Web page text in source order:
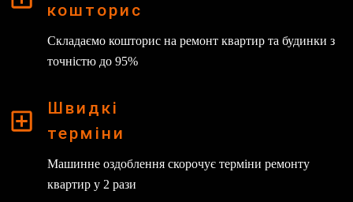
кошторис
Складаємо кошторис на ремонт квартир та будинки з
точністю до 95%
Швидкі
терміни
Машинне оздоблення скорочує терміни ремонту
квартир у 2 рази